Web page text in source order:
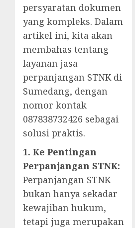
persyaratan dokumen
yang kompleks. Dalam
artikel ini, kita akan
membahas tentang
layanan jasa
perpanjangan STNK di
Sumedang, dengan
nomor kontak
087838732426 sebagai
solusi praktis.
1. Ke Pentingan
Perpanjangan STNK:
Perpanjangan STNK
bukan hanya sekadar
kewajiban hukum,
tetapi juga merupakan